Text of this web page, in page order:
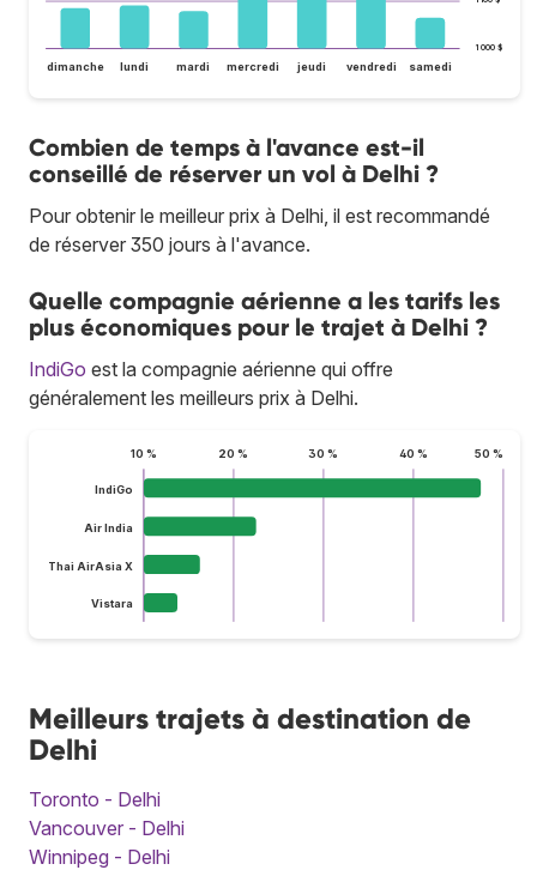
1 000 $
dimanche lundi mardi mercredi jeudi vendredi samedi
Combien de temps à l'avance est-il
conseillé de réserver un vol à Delhi ?
Pour obtenir le meilleur prix à Delhi, il est recommandé
de réserver 350 jours à l'avance.
Quelle compagnie aérienne a les tarifs les
plus économiques pour le trajet à Delhi ?
IndiGo est la compagnie aérienne qui offre
généralement les meilleurs prix à Delhi.
10 % 20 % 30 % 40 % 50 %
IndiGo
Air India
Thai AirAsia X
Vistara
Meilleurs trajets à destination de
Delhi
Toronto - Delhi
Vancouver - Delhi
Winnipeg - Delhi